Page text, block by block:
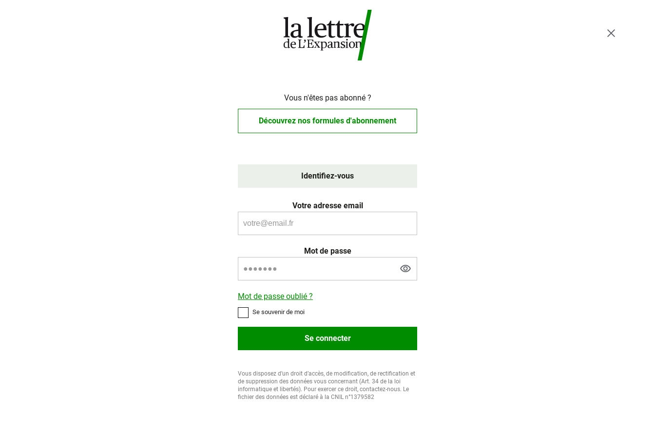
Vous n'êtes pas abonné ?
Découvrez nos formules d'abonnement
Identifiez-vous
Votre adresse email
Mot de passe
Mot de passe oublié ?
Se souvenir de moi
Se connecter
Vous disposez d’un droit d’accès, de modification, de rectification et
de suppression des données vous concernant (Art. 34 de la loi
informatique et libertés). Pour exercer ce droit, contactez-nous. Le
fichier des données est déclaré à la CNIL n°1379582